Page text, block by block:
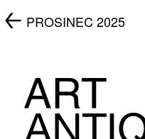
PROSINEC 2025